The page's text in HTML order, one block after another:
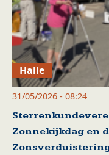
Halle
31/05/2026 - 08:24
Zonnekijkdag en